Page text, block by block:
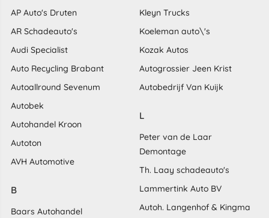
AP Auto's Druten
AR Schadeauto's
Audi Specialist
Auto Recycling Brabant
Autoallround Sevenum
Autobek
Autohandel Kroon
Autoton
AVH Automotive
B
Baars Autohandel
Kleyn Trucks
Koeleman auto\'s
Kozak Autos
Autogrossier Jeen Krist
Autobedrijf Van Kuijk
L
Peter van de Laar
Demontage
Th. Laay schadeauto's
Lammertink Auto BV
Autoh. Langenhof & Kingma